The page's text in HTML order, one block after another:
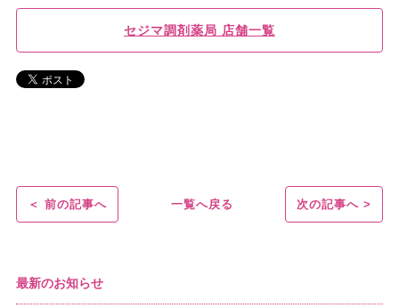
セジマ調剤薬局 店舗一覧
前の記事へ 次の記事へ
一覧へ戻る
最新のお知らせ